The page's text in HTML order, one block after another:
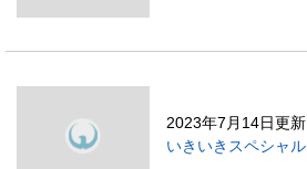
2023年7月14日更新
いきいきスペシャル